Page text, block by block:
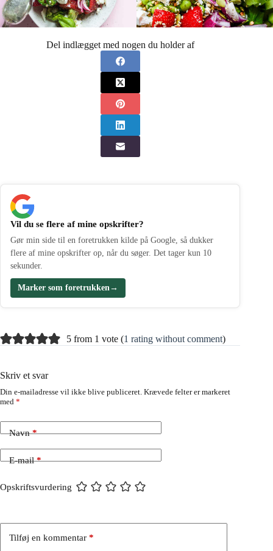
Del indlægget med nogen du holder af
Vil du se flere af mine opskrifter?
Gør min side til en foretrukken kilde på Google, så dukker
flere af mine opskrifter op, når du søger. Det tager kun 10
sekunder.
Marker som foretrukken →
5 from 1 vote (1 rating without comment)
Skriv et svar
Din e-mailadresse vil ikke blive publiceret. Krævede felter er markeret
med *
Navn*
E-mail*
Opskriftsvurdering
Tilføj en kommentar *